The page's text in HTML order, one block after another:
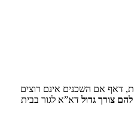
דאף אם השכנים אינם רוצים
צורך גדול דא”א לגור בבית